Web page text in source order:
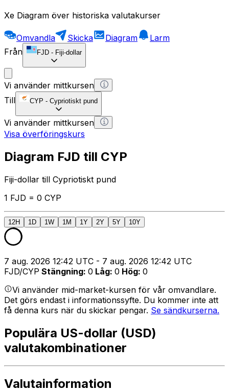
Xe Diagram över historiska valutakurser
Omvandla Skicka Diagram
Larm
Från
FJD - Fiji-dollar
Vi använder mittkursen
Till
CYP - Cypriotiskt pund
Vi använder mittkursen
Visa överföringskurs
Diagram FJD till CYP
Fiji-dollar till Cypriotiskt pund
1 FJD = 0 CYP
12H 1D 1W 1M 1Y 2Y 5Y 10Y
7 aug. 2026 12:42 UTC - 7 aug. 2026 12:42 UTC
FJD/CYP Stängning: 0 Låg: 0 Hög: 0
Vi använder mid-market-kursen för vår omvandlare.
Det görs endast i informationssyfte. Du kommer inte att
få denna kurs när du skickar pengar. Se sändkurserna.
Populära US-dollar (USD)
valutakombinationer
Valutainformation